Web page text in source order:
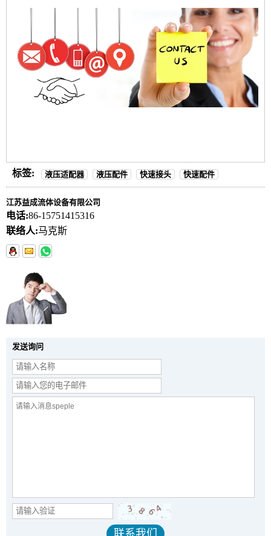
标签: 液压适配器 液压配件 快速接头 快速配件
江苏益成流体设备有限公司
电话:86-15751415316
联络人:马克斯
发送询问